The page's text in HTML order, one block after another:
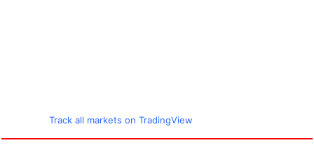
Track all markets on TradingView